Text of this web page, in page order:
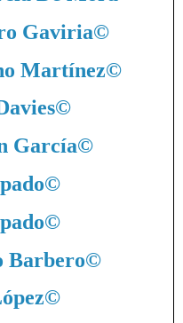
Gaviria©
Martínez©
©
García©
©
©
Barbero©
©